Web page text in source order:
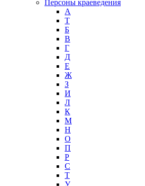
Персоны краеведения
А
T
Б
В
Г
Д
Е
Ж
З
И
Л
К
М
Н
О
П
Р
С
Т